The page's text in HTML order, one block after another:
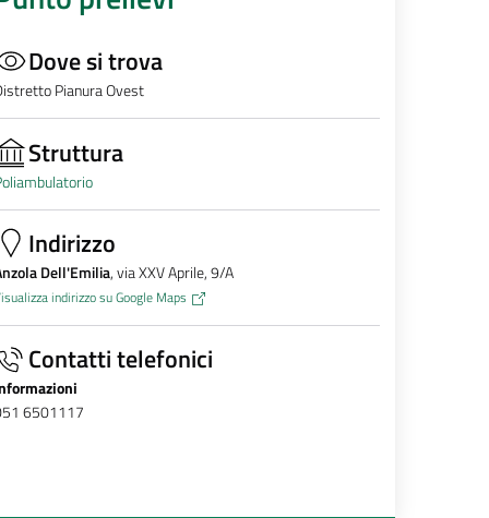
Dove si trova
Pianura Ovest
Struttura
Indirizzo
Dell'Emilia, via XXV Aprile, 9/A
indirizzo su Google Maps
Contatti telefonici
6501117